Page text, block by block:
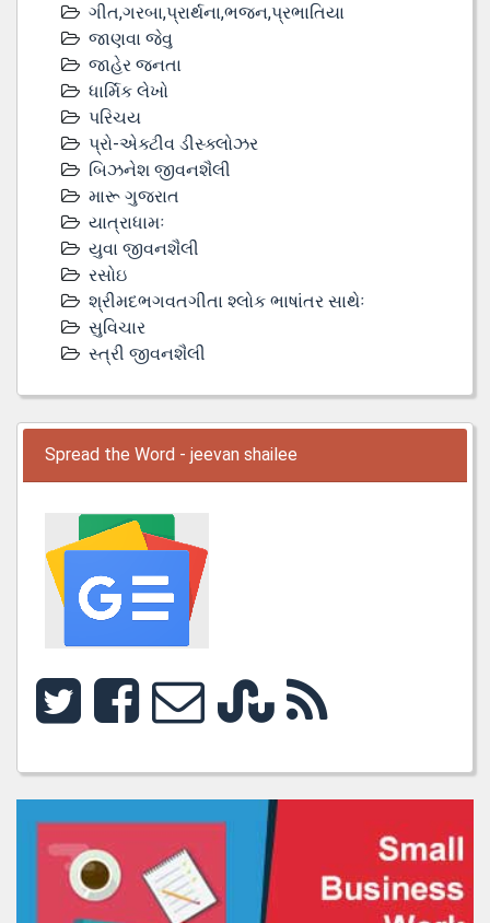
ગીત,ગરબા,પ્રાર્થના,ભજન,પ્રભાતિયા
જાણવા જેવુ
જાહેર જનતા
ધાર્મિક લેખો
પરિચય
પ્રો-એક્ટીવ ડીસ્‍ક્લોઝર
બિઝનેશ જીવનશૈલી
મારૂ ગુજરાત
યાત્રાધામઃ
યુવા જીવનશૈલી
રસોઇ
શ્રીમદભગવતગીતા શ્લોક ભાષાંતર સાથેઃ
સુવિચાર
સ્ત્રી જીવનશૈલી
Spread the Word - jeevan shailee